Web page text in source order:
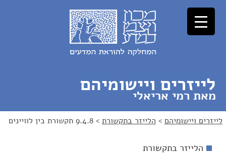
לתוכן
לניווט
לייזרים ויישומיהם
מאת רמי אריאלי
לייזרים ויישומיהם > הלייזר בתקשורת > 9.4.8 תקשורת בין לוויינים
הלייזר בתקשורת